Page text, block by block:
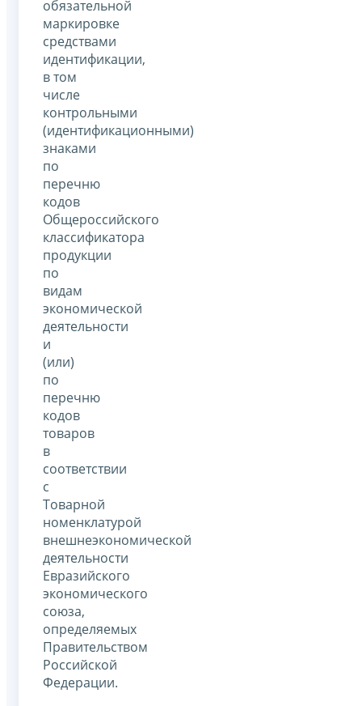
обязательной
маркировке
средствами
идентификации,
в том
числе
контрольными
(идентификационными)
знаками
по
перечню
кодов
Общероссийского
классификатора
продукции
по
видам
экономической
деятельности
и
(или)
по
перечню
кодов
товаров
в
соответствии
с
Товарной
номенклатурой
внешнеэкономической
деятельности
Евразийского
экономического
союза,
определяемых
Правительством
Российской
Федерации.